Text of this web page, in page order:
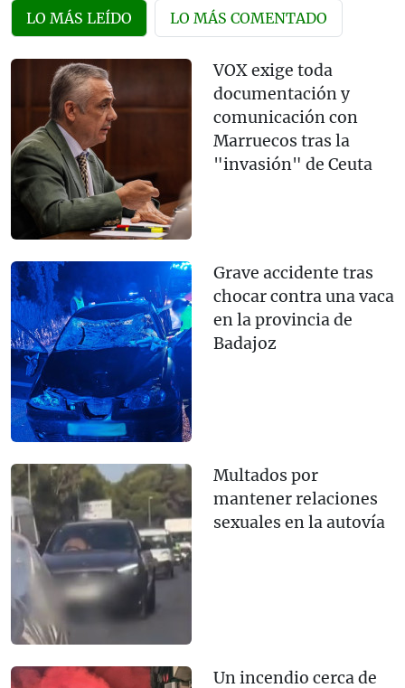
LO MÁS LEÍDO LO MÁS COMENTADO
VOX exige toda
documentación y
comunicación con
Marruecos tras la
"invasión" de Ceuta
Grave accidente tras
chocar contra una vaca
en la provincia de
Badajoz
Multados por
mantener relaciones
sexuales en la autovía
Un incendio cerca de